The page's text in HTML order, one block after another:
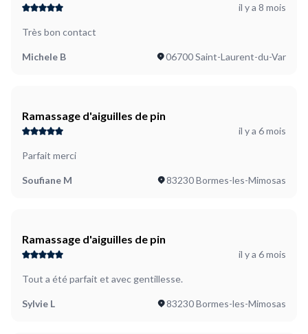
il y a 8 mois
Très bon contact
Michele B 06700 Saint-Laurent-du-Var
Ramassage d'aiguilles de pin
il y a 6 mois
Parfait merci
Soufiane M 83230 Bormes-les-Mimosas
Ramassage d'aiguilles de pin
il y a 6 mois
Tout a été parfait et avec gentillesse.
Sylvie L 83230 Bormes-les-Mimosas